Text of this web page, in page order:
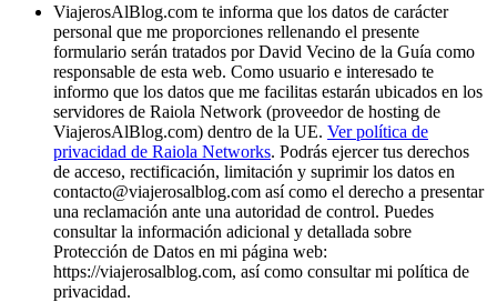
ViajerosAlBlog.com te informa que los datos de carácter
personal que me proporciones rellenando el presente
formulario serán tratados por David Vecino de la Guía como
responsable de esta web. Como usuario e interesado te
informo que los datos que me facilitas estarán ubicados en los
servidores de Raiola Network (proveedor de hosting de
ViajerosAlBlog.com) dentro de la UE. Ver política de
privacidad de Raiola Networks. Podrás ejercer tus derechos
de acceso, rectificación, limitación y suprimir los datos en
contacto@viajerosalblog.com así como el derecho a presentar
una reclamación ante una autoridad de control. Puedes
consultar la información adicional y detallada sobre
Protección de Datos en mi página web:
https://viajerosalblog.com, así como consultar mi política de
privacidad.